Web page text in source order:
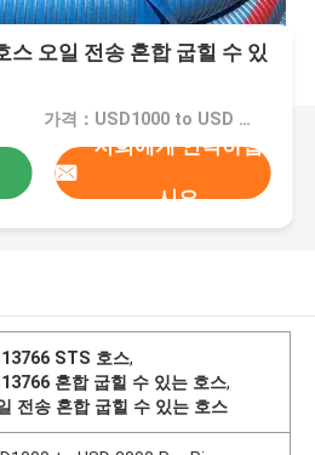
스 오일 전송 혼합 굽힐 수 있
가격：USD1000 to USD 3000 Per Piece
저희에게 연락하십
시오
STS 호스,
혼합 굽힐 수 있는 호스,
전송 혼합 굽힐 수 있는 호스